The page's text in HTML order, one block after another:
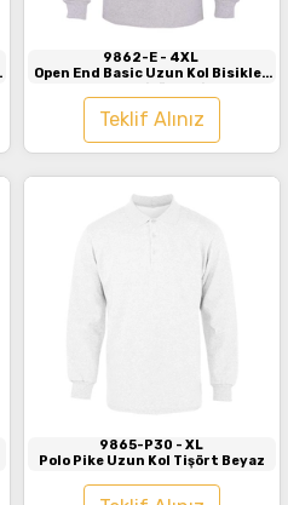
9862-E - 4XL
Open End Basic Uzun Kol Bisiklet
Teklif Alınız
9865-P30 - XL
Polo Pike Uzun Kol Tişört Beyaz